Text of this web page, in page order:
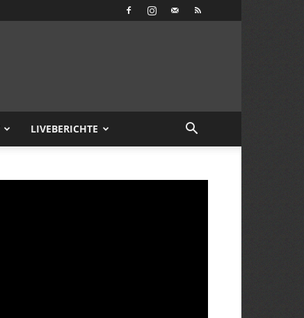
LIVEBERICHTE